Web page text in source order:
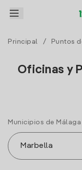
Principal / Puntos
Oficinas y
Municipios de Málaga